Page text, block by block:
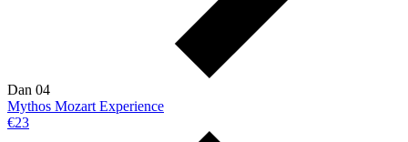
Dan 04
Mythos Mozart Experience
€23